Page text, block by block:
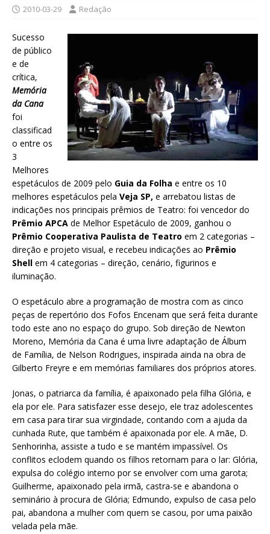
2010-03-29 Redação
Sucesso
de público
e de
crítica,
Memória
da Cana
foi
classificad
o entre os
3
Melhores
espetáculos de 2009 pelo Guia da Folha e entre os 10
melhores espetáculos pela Veja SP, e arrebatou listas de
indicações nos principais prêmios de Teatro: foi vencedor do
Prêmio APCA de Melhor Espetáculo de 2009, ganhou o
Prêmio Cooperativa Paulista de Teatro em 2 categorias –
direção e projeto visual, e recebeu indicações ao Prêmio
Shell em 4 categorias – direção, cenário, figurinos e
iluminação.
O espetáculo abre a programação de mostra com as cinco
peças de repertório dos Fofos Encenam que será feita durante
todo este ano no espaço do grupo. Sob direção de Newton
Moreno, Memória da Cana é uma livre adaptação de Álbum
de Família, de Nelson Rodrigues, inspirada ainda na obra de
Gilberto Freyre e em memórias familiares dos próprios atores.
Jonas, o patriarca da família, é apaixonado pela filha Glória, e
ela por ele. Para satisfazer esse desejo, ele traz adolescentes
em casa para tirar sua virgindade, contando com a ajuda da
cunhada Rute, que também é apaixonada por ele. A mãe, D.
Senhorinha, assiste a tudo e se mantém impassível. Os
conflitos eclodem quando os filhos retornam para o lar: Glória,
expulsa do colégio interno por se envolver com uma garota;
Guilherme, apaixonado pela irmã, castra-se e abandona o
seminário à procura de Glória; Edmundo, expulso de casa pelo
pai, abandona a mulher com quem se casou, por uma paixão
velada pela mãe.